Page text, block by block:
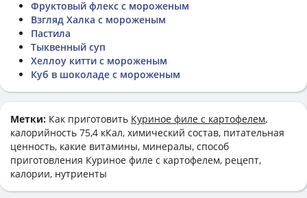
Фруктовый флекс с мороженым
Взгляд Халка с мороженым
Пастила
Тыквенный суп
Хеллоу китти с мороженым
Куб в шоколаде с мороженым
Метки: Как приготовить Куриное филе с картофелем,
калорийность 75,4 кКал, химический состав, питательная
ценность, какие витамины, минералы, способ
приготовления Куриное филе с картофелем, рецепт,
калории, нутриенты